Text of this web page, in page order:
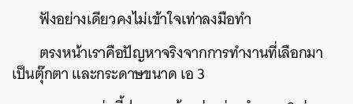
ฟังอย่างเดียวคงไม่เข้าใจเท่าลงมือทำ
ตรงหน้าเราคือปัญหาจริงจากการทำงานที่เลือกมา
เป็นตุ๊กตา และกระดาษขนาด เอ 3